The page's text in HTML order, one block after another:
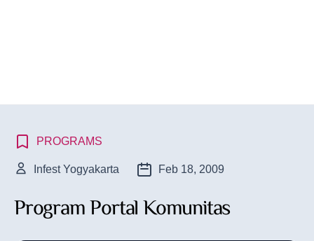
PROGRAMS
Infest Yogyakarta Feb 18, 2009
Program Portal Komunitas